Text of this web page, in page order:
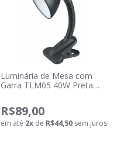
Luminária de Mesa com
Garra TLM05 40W Preta
R$89,00
em até 2x de R$44,50 sem juros